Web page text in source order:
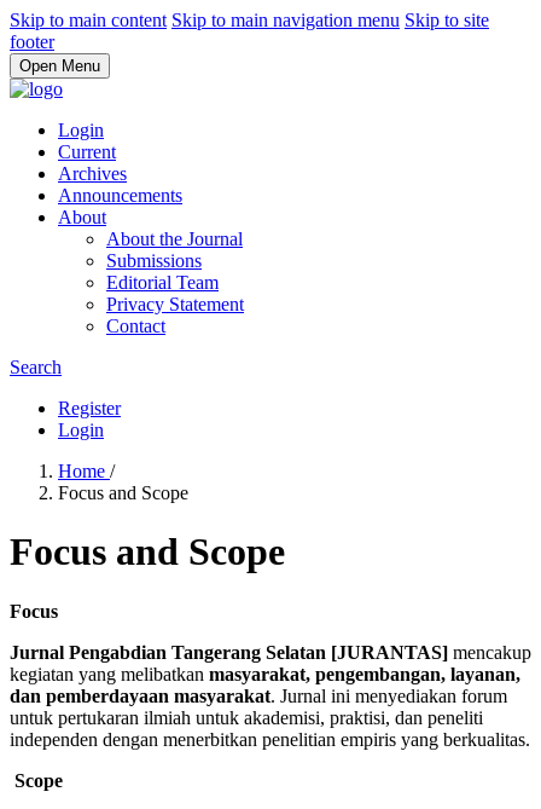
Skip to main content Skip to main navigation menu Skip to site
footer
Open Menu
Login
Current
Archives
Announcements
About
About the Journal
Submissions
Editorial Team
Privacy Statement
Contact
Search
Register
Login
Home /
Focus and Scope
Focus and Scope
Focus
Jurnal Pengabdian Tangerang Selatan [JURANTAS] mencakup
kegiatan yang melibatkan masyarakat, pengembangan, layanan,
dan pemberdayaan masyarakat. Jurnal ini menyediakan forum
untuk pertukaran ilmiah untuk akademisi, praktisi, dan peneliti
independen dengan menerbitkan penelitian empiris yang berkualitas.
Scope